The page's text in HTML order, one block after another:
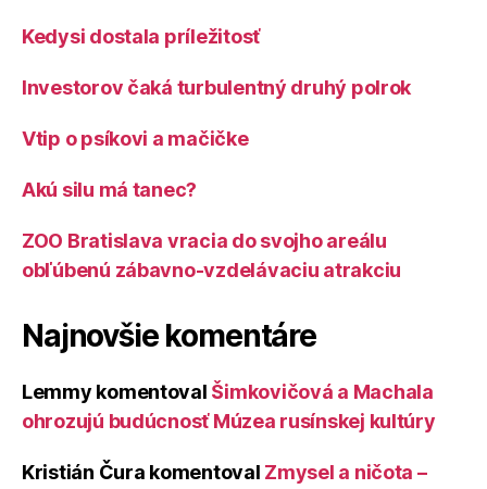
showroomu
Kedysi dostala príležitosť
Investorov čaká turbulentný druhý polrok
Vtip o psíkovi a mačičke
Akú silu má tanec?
ZOO Bratislava vracia do svojho areálu
obľúbenú zábavno-vzdelávaciu atrakciu
Najnovšie komentáre
Lemmy komentoval Šimkovičová a Machala
ohrozujú budúcnosť Múzea rusínskej kultúry
Kristián Čura komentoval Zmysel a ničota –